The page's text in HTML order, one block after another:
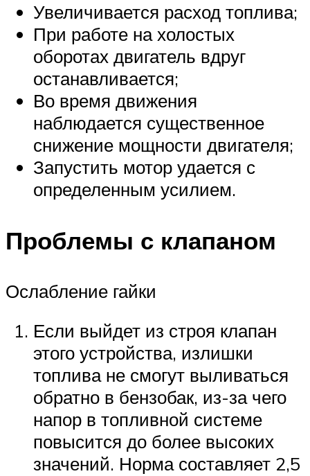
Увеличивается расход топлива;
При работе на холостых
оборотах двигатель вдруг
останавливается;
Во время движения
наблюдается существенное
снижение мощности двигателя;
Запустить мотор удается с
определенным усилием.
Проблемы с клапаном
Ослабление гайки
Если выйдет из строя клапан
этого устройства, излишки
топлива не смогут выливаться
обратно в бензобак, из-за чего
напор в топливной системе
повысится до более высоких
значений. Норма составляет 2,5